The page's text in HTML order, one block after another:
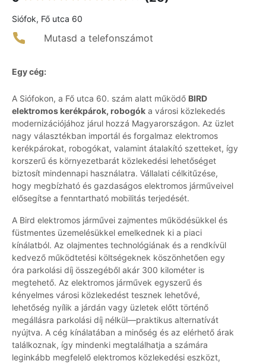
Siófok, Fő utca 60
Mutasd a telefonszámot
Egy cég:
A Siófokon, a Fő utca 60. szám alatt működő BIRD
elektromos kerékpárok, robogók a városi közlekedés
modernizációjához járul hozzá Magyarországon. Az üzlet
nagy választékban importál és forgalmaz elektromos
kerékpárokat, robogókat, valamint átalakító szetteket, így
korszerű és környezetbarát közlekedési lehetőséget
biztosít mindennapi használatra. Vállalati célkitűzése,
hogy megbízható és gazdaságos elektromos járműveivel
elősegítse a fenntartható mobilitás terjedését.
A Bird elektromos járművei zajmentes működésükkel és
füstmentes üzemelésükkel emelkednek ki a piaci
kínálatból. Az olajmentes technológiának és a rendkívül
kedvező működtetési költségeknek köszönhetően egy
óra parkolási díj összegéből akár 300 kilométer is
megtehető. Az elektromos járművek egyszerű és
kényelmes városi közlekedést tesznek lehetővé,
lehetőség nyílik a járdán vagy üzletek előtt történő
megállásra parkolási díj nélkül—praktikus alternatívát
nyújtva. A cég kínálatában a minőség és az elérhető árak
találkoznak, így mindenki megtalálhatja a számára
leginkább megfelelő elektromos közlekedési eszközt,